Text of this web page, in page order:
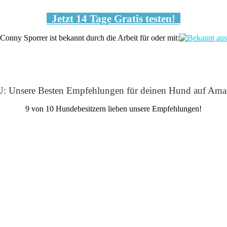
Jetzt 14 Tage Gratis testen!
Conny Sporrer ist bekannt durch die Arbeit für oder mit:
Unsere Besten Empfehlungen für deinen Hund auf
9 von 10 Hundebesitzern lieben unsere Empfehlungen!